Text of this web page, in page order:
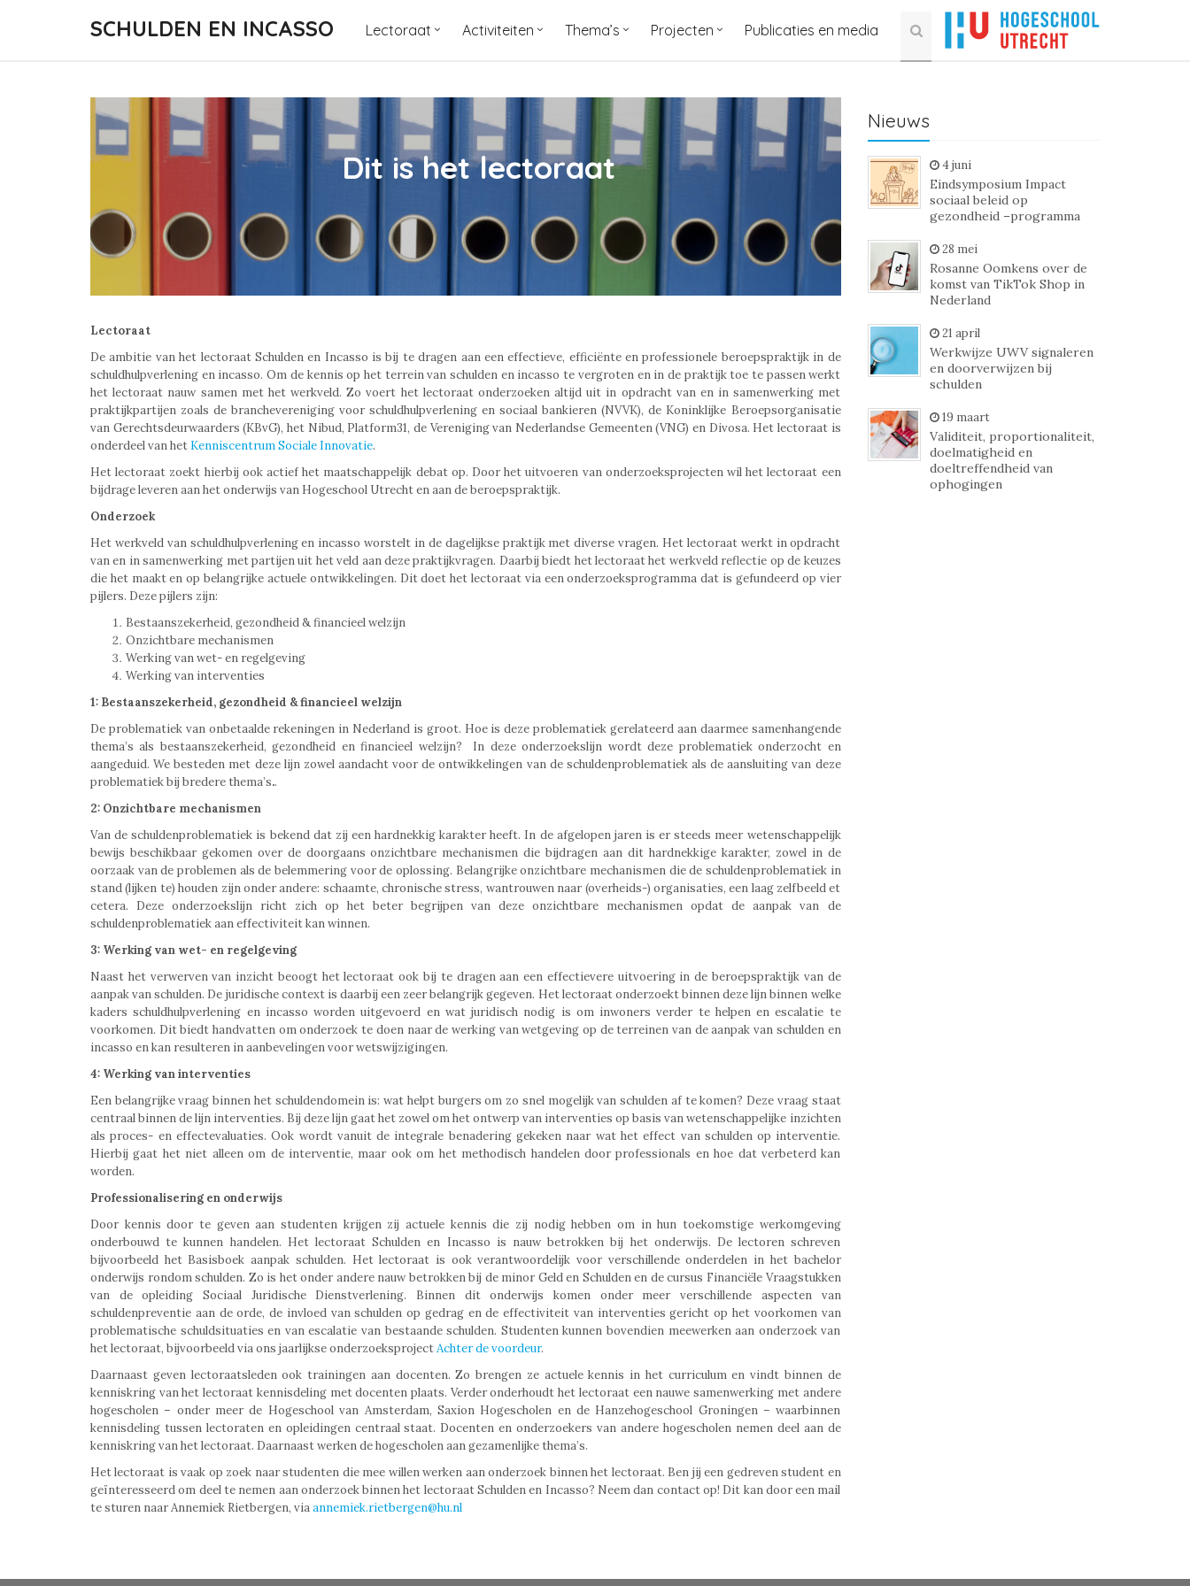
SCHULDEN EN INCASSO Lectoraat Activiteiten Thema’s Projecten Publicaties en media
Dit is het lectoraat
Lectoraat
De ambitie van het lectoraat Schulden en Incasso is bij te dragen aan een effectieve, efficiënte en professionele beroepspraktijk in de
schuldhulpverlening en incasso. Om de kennis op het terrein van schulden en incasso te vergroten en in de praktijk toe te passen werkt
het lectoraat nauw samen met het werkveld. Zo voert het lectoraat onderzoeken altijd uit in opdracht van en in samenwerking met
praktijkpartijen zoals de branchevereniging voor schuldhulpverlening en sociaal bankieren (NVVK), de Koninklijke Beroepsorganisatie
van Gerechtsdeurwaarders (KBvG), het Nibud, Platform31, de Vereniging van Nederlandse Gemeenten (VNG) en Divosa. Het lectoraat is
onderdeel van het Kenniscentrum Sociale Innovatie.
Het lectoraat zoekt hierbij ook actief het maatschappelijk debat op. Door het uitvoeren van onderzoeksprojecten wil het lectoraat een
bijdrage leveren aan het onderwijs van Hogeschool Utrecht en aan de beroepspraktijk.
Onderzoek
Het werkveld van schuldhulpverlening en incasso worstelt in de dagelijkse praktijk met diverse vragen. Het lectoraat werkt in opdracht
van en in samenwerking met partijen uit het veld aan deze praktijkvragen. Daarbij biedt het lectoraat het werkveld reflectie op de keuzes
die het maakt en op belangrijke actuele ontwikkelingen. Dit doet het lectoraat via een onderzoeksprogramma dat is gefundeerd op vier
pijlers. Deze pijlers zijn:
Bestaanszekerheid, gezondheid & financieel welzijn
Onzichtbare mechanismen
Werking van wet- en regelgeving
Werking van interventies
1: Bestaanszekerheid, gezondheid & financieel welzijn
De problematiek van onbetaalde rekeningen in Nederland is groot. Hoe is deze problematiek gerelateerd aan daarmee samenhangende
thema’s als bestaanszekerheid, gezondheid en financieel welzijn? In deze onderzoekslijn wordt deze problematiek onderzocht en
aangeduid. We besteden met deze lijn zowel aandacht voor de ontwikkelingen van de schuldenproblematiek als de aansluiting van deze
problematiek bij bredere thema’s..
2: Onzichtbare mechanismen
Van de schuldenproblematiek is bekend dat zij een hardnekkig karakter heeft. In de afgelopen jaren is er steeds meer wetenschappelijk
bewijs beschikbaar gekomen over de doorgaans onzichtbare mechanismen die bijdragen aan dit hardnekkige karakter, zowel in de
oorzaak van de problemen als de belemmering voor de oplossing. Belangrijke onzichtbare mechanismen die de schuldenproblematiek in
stand (lijken te) houden zijn onder andere: schaamte, chronische stress, wantrouwen naar (overheids-) organisaties, een laag zelfbeeld et
cetera. Deze onderzoekslijn richt zich op het beter begrijpen van deze onzichtbare mechanismen opdat de aanpak van de
schuldenproblematiek aan effectiviteit kan winnen.
3: Werking van wet- en regelgeving
Naast het verwerven van inzicht beoogt het lectoraat ook bij te dragen aan een effectievere uitvoering in de beroepspraktijk van de
aanpak van schulden. De juridische context is daarbij een zeer belangrijk gegeven. Het lectoraat onderzoekt binnen deze lijn binnen welke
kaders schuldhulpverlening en incasso worden uitgevoerd en wat juridisch nodig is om inwoners verder te helpen en escalatie te
voorkomen. Dit biedt handvatten om onderzoek te doen naar de werking van wetgeving op de terreinen van de aanpak van schulden en
incasso en kan resulteren in aanbevelingen voor wetswijzigingen.
4: Werking van interventies
Een belangrijke vraag binnen het schuldendomein is: wat helpt burgers om zo snel mogelijk van schulden af te komen? Deze vraag staat
centraal binnen de lijn interventies. Bij deze lijn gaat het zowel om het ontwerp van interventies op basis van wetenschappelijke inzichten
als proces- en effectevaluaties. Ook wordt vanuit de integrale benadering gekeken naar wat het effect van schulden op interventie.
Hierbij gaat het niet alleen om de interventie, maar ook om het methodisch handelen door professionals en hoe dat verbeterd kan
worden.
Professionalisering en onderwijs
Door kennis door te geven aan studenten krijgen zij actuele kennis die zij nodig hebben om in hun toekomstige werkomgeving
onderbouwd te kunnen handelen. Het lectoraat Schulden en Incasso is nauw betrokken bij het onderwijs. De lectoren schreven
bijvoorbeeld het Basisboek aanpak schulden. Het lectoraat is ook verantwoordelijk voor verschillende onderdelen in het bachelor
onderwijs rondom schulden. Zo is het onder andere nauw betrokken bij de minor Geld en Schulden en de cursus Financiële Vraagstukken
van de opleiding Sociaal Juridische Dienstverlening. Binnen dit onderwijs komen onder meer verschillende aspecten van
schuldenpreventie aan de orde, de invloed van schulden op gedrag en de effectiviteit van interventies gericht op het voorkomen van
problematische schuldsituaties en van escalatie van bestaande schulden. Studenten kunnen bovendien meewerken aan onderzoek van
het lectoraat, bijvoorbeeld via ons jaarlijkse onderzoeksprojectAchter de voordeur.
Daarnaast geven lectoraatsleden ook trainingen aan docenten. Zo brengen ze actuele kennis in het curriculum en vindt binnen de
kenniskring van het lectoraat kennisdeling met docenten plaats. Verder onderhoudt het lectoraat een nauwe samenwerking met andere
hogescholen – onder meer de Hogeschool van Amsterdam, Saxion Hogescholen en de Hanzehogeschool Groningen – waarbinnen
kennisdeling tussen lectoraten en opleidingen centraal staat. Docenten en onderzoekers van andere hogescholen nemen deel aan de
kenniskring van het lectoraat. Daarnaast werken de hogescholen aan gezamenlijke thema’s.
Het lectoraat is vaak op zoek naar studenten die mee willen werken aan onderzoek binnen het lectoraat. Ben jij een gedreven student en
geïnteresseerd om deel te nemen aan onderzoek binnen het lectoraat Schulden en Incasso? Neem dan contact op! Dit kan door een mail
te sturen naar Annemiek Rietbergen, viaannemiek.rietbergen@hu.nl
Nieuws
4 juni
Eindsymposium Impact
sociaal beleid op
gezondheid –programma
28 mei
Rosanne Oomkens over de
komst van TikTok Shop in
Nederland
21 april
Werkwijze UWV signaleren
en doorverwijzen bij
schulden
19 maart
Validiteit, proportionaliteit,
doelmatigheid en
doeltreffendheid van
ophogingen